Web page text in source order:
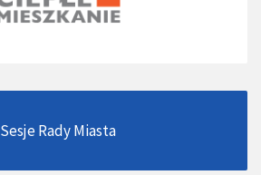
Sesje Rady Miasta